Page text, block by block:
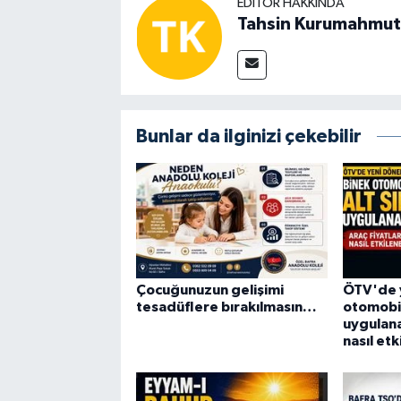
EDITÖR HAKKINDA
Tahsin Kurumahmut
Bunlar da ilginizi çekebilir
Çocuğunuzun gelişimi
tesadüflere bırakılmasın…
ÖTV'de
nasıl